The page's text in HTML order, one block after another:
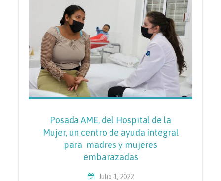
Posada AME, del Hospital de la
Mujer, un centro de ayuda integral
para madres y mujeres
embarazadas
Julio 1, 2022